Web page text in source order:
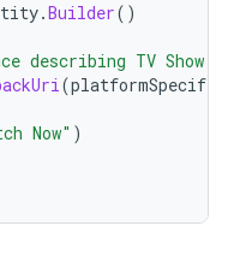
.Builder()
describing TV Show."
(
Now" )